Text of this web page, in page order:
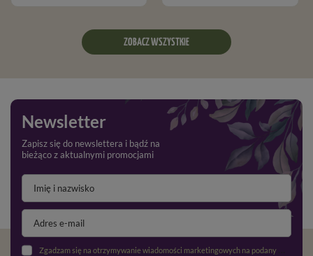
ZOBACZ WSZYSTKIE
Newsletter
Zapisz się do newslettera i bądź na
bieżąco z aktualnymi promocjami
Zgadzam się na otrzymywanie wiadomości marketingowych na podany adres e-mail oraz przetwarzanie danych osobowych zgodnie z